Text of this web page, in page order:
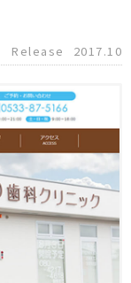
Release
2017.10